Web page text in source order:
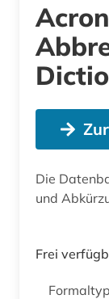
Die
und
Frei
Formaltyp